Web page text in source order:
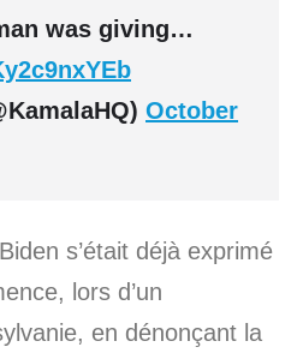
was giving…
October
s’était déjà exprimé
lors d’un
en dénonçant la